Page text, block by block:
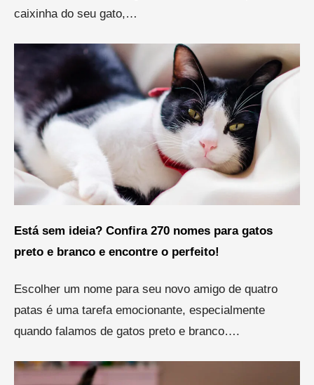
caixinha do seu gato,…
Está sem ideia? Confira 270 nomes para gatos
preto e branco e encontre o perfeito!
Escolher um nome para seu novo amigo de quatro
patas é uma tarefa emocionante, especialmente
quando falamos de gatos preto e branco….